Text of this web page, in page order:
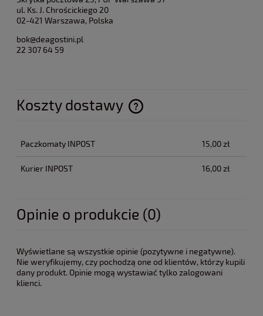
ul. Ks. J. Chrościckiego 20
02-421 Warszawa, Polska
bok@deagostini.pl
22 307 64 59
Koszty dostawy
Cena nie zawiera ewentualnych kosztów płatności
Paczkomaty INPOST 15,00 zł
Kurier INPOST 16,00 zł
Opinie o produkcie (0)
Wyświetlane są wszystkie opinie (pozytywne i negatywne).
Nie weryfikujemy, czy pochodzą one od klientów, którzy kupili
dany produkt. Opinie mogą wystawiać tylko zalogowani
klienci.